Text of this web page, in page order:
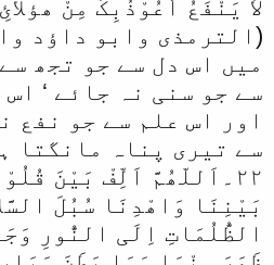
لاَ یَنْفَعُ أعُوْذُبِکَ مِنْ
(الترمذی وابو داؤد
میں اس دل سے جو تجھ
سے جو سنی نہ جائے ‘
اور اس علم سے جو نفع
سے تیری پناہ مانگتا
۲۲۔اَللّھُمَّ اَلِّفْ بَیْنَ
بَیْنِنَا وَاھْدِنَا سُبُلَ
الظُّلُمَاتِ اِلَی النُّورِ